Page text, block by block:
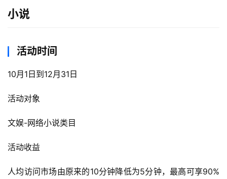
群
运
营
记
录
验
程
软
小说
活动时间
10月1日到12月31日
活动对象
文娱-网络小说类目
活动收益
人均访问市场由原来的10分钟降低为5分钟，最高可享90%